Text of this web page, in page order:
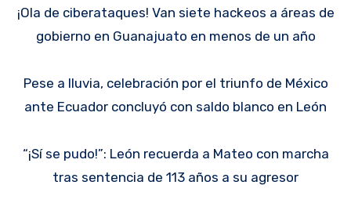
¡Ola de ciberataques! Van siete hackeos a áreas de
gobierno en Guanajuato en menos de un año
Pese a lluvia, celebración por el triunfo de México
ante Ecuador concluyó con saldo blanco en León
“¡Sí se pudo!”: León recuerda a Mateo con marcha
tras sentencia de 113 años a su agresor